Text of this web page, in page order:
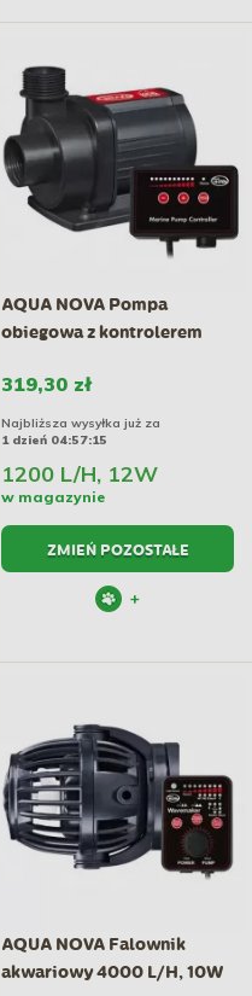
AQUA NOVA Pompa
obiegowa z kontrolerem
319,30 zł
Najbliższa wysyłka już za
1 dzień 04:57:14
1200 L/H, 12W
w magazynie
ZMIEŃ POZOSTAŁE
+
AQUA NOVA Falownik
akwariowy 4000 L/H, 10W